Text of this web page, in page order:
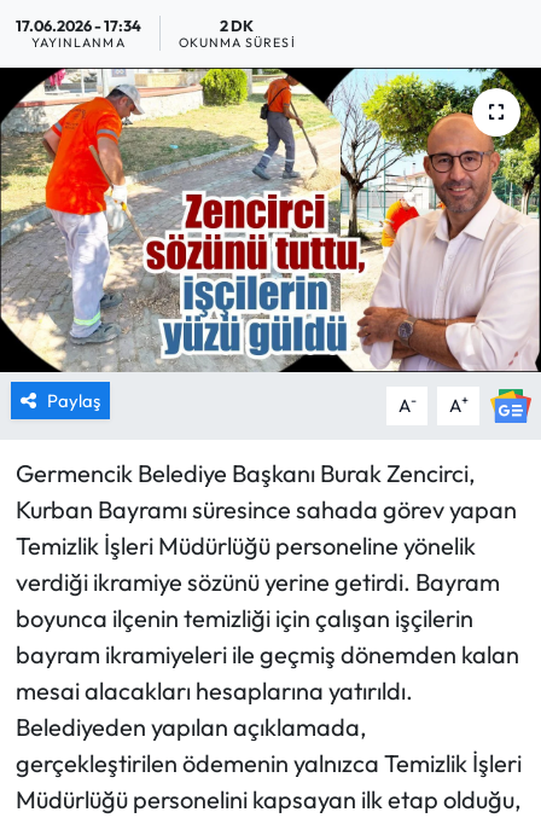
17.06.2026 - 17:34
YAYINLANMA
2 DK
OKUNMA SÜRESI
Paylaş A- A+
Germencik Belediye Başkanı Burak Zencirci,
Kurban Bayramı süresince sahada görev yapan
Temizlik İşleri Müdürlüğü personeline yönelik
verdiği ikramiye sözünü yerine getirdi. Bayram
boyunca ilçenin temizliği için çalışan işçilerin
bayram ikramiyeleri ile geçmiş dönemden kalan
mesai alacakları hesaplarına yatırıldı.
Belediyeden yapılan açıklamada,
gerçekleştirilen ödemenin yalnızca Temizlik İşleri
Müdürlüğü personelini kapsayan ilk etap olduğu,
SPOR
TARIM
TURİZM
YAŞAM
RESMİ İLANLAR
HABER İLAN